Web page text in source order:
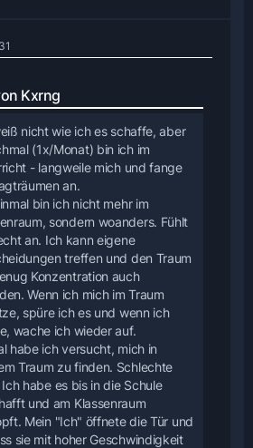
Kxrng
nicht wie ich es schaffe, aber
(1x/Monat) bin ich im
- langweile mich und fange
an.
bin ich nicht mehr im
sondern woanders. Fühlt
an. Ich kann eigene
treffen und den Traum
Konzentration auch
Wenn ich mich im Traum
spüre ich es und wenn ich
wache ich wieder auf.
habe ich versucht, mich in
Traum zu finden. Schlechte
habe es bis in die Schule
und am Klassenraum
Mein "Ich" öffnete die Tür und
sie mit hoher Geschwindigkeit